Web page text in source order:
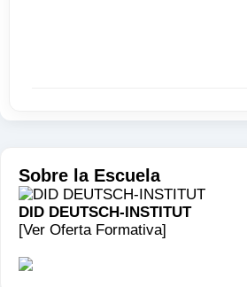
Sobre la Escuela
DID DEUTSCH-INSTITUT
[Ver Oferta Formativa]